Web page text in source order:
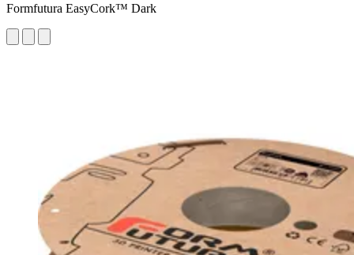
Formfutura EasyCork™ Dark